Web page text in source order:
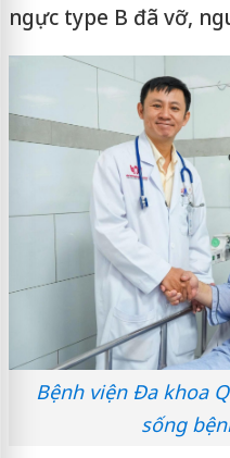
ngực type B đã vỡ,
Bệnh viện Đa khoa
sống